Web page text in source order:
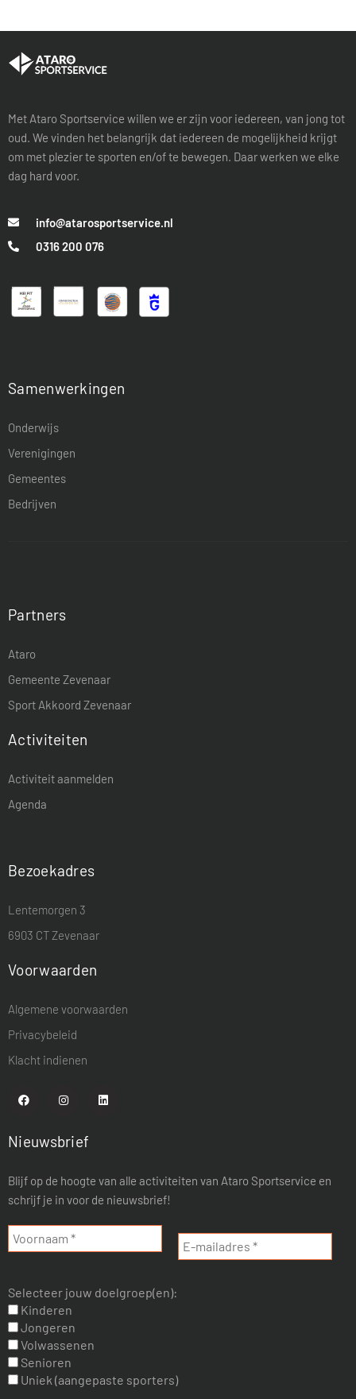
Met Ataro Sportservice willen we er zijn voor iedereen, van jong tot
oud. We vinden het belangrijk dat iedereen de mogelijkheid krijgt
om met plezier te sporten en/of te bewegen. Daar werken we elke
dag hard voor.
info@atarosportservice.nl
0316 200 076
Samenwerkingen
Onderwijs
Verenigingen
Gemeentes
Bedrijven
Partners
Ataro
Gemeente Zevenaar
Sport Akkoord Zevenaar
Activiteiten
Activiteit aanmelden
Agenda
Bezoekadres
Lentemorgen 3
6903 CT Zevenaar
Voorwaarden
Algemene voorwaarden
Privacybeleid
Klacht indienen
Nieuwsbrief
Blijf op de hoogte van alle activiteiten van Ataro Sportservice en
schrijf je in voor de nieuwsbrief!
Selecteer jouw doelgroep(en):
Kinderen
Jongeren
Volwassenen
Senioren
Uniek (aangepaste sporters)